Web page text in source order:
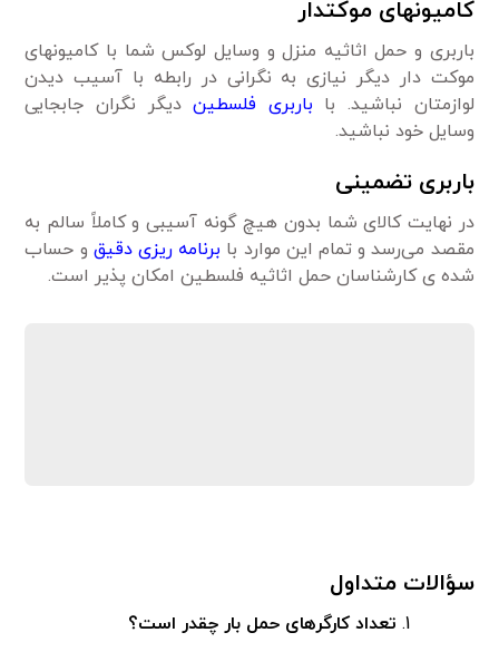
کامیونهای موکتدار
باربری و حمل اثاثیه منزل و وسایل لوکس شما با کامیونهای
موکت دار دیگر نیازی به نگرانی در رابطه با آسیب دیدن
لوازمتان نباشید. با باربری فلسطیندیگر نگران جابجایی
وسایل خود نباشید.
باربری تضمینی
در نهایت کالای شما بدون هیچ گونه آسیبی و کاملاً سالم به
مقصد می‌رسد و تمام این موارد با برنامه ریزی دقیق و حساب
شده ی کارشناسان حمل اثاثیه فلسطین امکان پذیر است.
سؤالات متداول
تعداد کارگرهای حمل بار چقدر است؟